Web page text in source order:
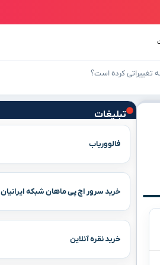
تغییراتی کرده است؟
تبلیغات
فالووریاب
خرید سرور اچ پی ماهان شبکه ایرانیان
خرید نقره آنلاین